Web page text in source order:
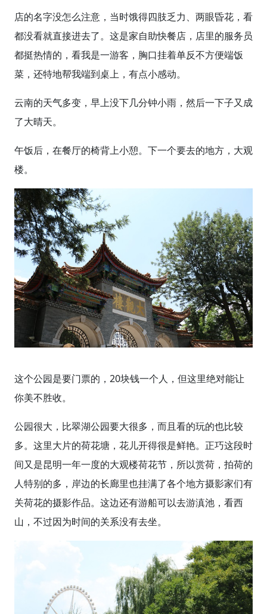
店的名字没怎么注意，当时饿得四肢乏力、两眼昏花，看
都没看就直接进去了。这是家自助快餐店，店里的服务员
都挺热情的，看我是一游客，胸口挂着单反不方便端饭
菜，还特地帮我端到桌上，有点小感动。
云南的天气多变，早上没下几分钟小雨，然后一下子又成
了大晴天。
午饭后，在餐厅的椅背上小憩。下一个要去的地方，大观
楼。
这个公园是要门票的，20块钱一个人，但这里绝对能让
你美不胜收。
公园很大，比翠湖公园要大很多，而且看的玩的也比较
多。这里大片的荷花塘，花儿开得很是鲜艳。正巧这段时
间又是昆明一年一度的大观楼荷花节，所以赏荷，拍荷的
人特别的多，岸边的长廊里也挂满了各个地方摄影家们有
关荷花的摄影作品。这边还有游船可以去游滇池，看西
山，不过因为时间的关系没有去坐。